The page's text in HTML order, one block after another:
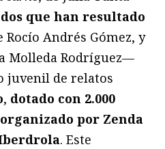
que han resultado
Rocío Andrés Gómez, y
Molleda Rodríguez—
juvenil de relatos
, dotado con 2.000
por Zenda
. Este